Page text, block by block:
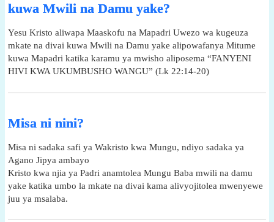
kuwa Mwili na Damu yake?
Yesu Kristo aliwapa Maaskofu na Mapadri Uwezo wa kugeuza
mkate na divai kuwa Mwili na Damu yake alipowafanya Mitume
kuwa Mapadri katika karamu ya mwisho aliposema “FANYENI
HIVI KWA UKUMBUSHO WANGU” (Lk 22:14-20)
Misa ni nini?
Misa ni sadaka safi ya Wakristo kwa Mungu, ndiyo sadaka ya
Agano Jipya ambayo
Kristo kwa njia ya Padri anamtolea Mungu Baba mwili na damu
yake katika umbo la mkate na divai kama alivyojitolea mwenyewe
juu ya msalaba.